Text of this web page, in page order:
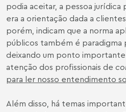
podia aceitar, a pessoa jurídica
era a orientação dada a
porém, indicam que a norma
públicos também é paradigma
deixando um ponto
atenção dos profissionais de
para ler nosso entendimento
Além disso, há temas